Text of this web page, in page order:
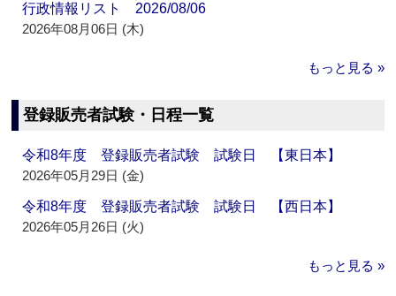
行政情報リスト 2026/08/06
2026年08月06日 (木)
もっと見る »
登録販売者試験・日程一覧
令和8年度 登録販売者試験 試験日 【東日本】
2026年05月29日 (金)
令和8年度 登録販売者試験 試験日 【西日本】
2026年05月26日 (火)
もっと見る »